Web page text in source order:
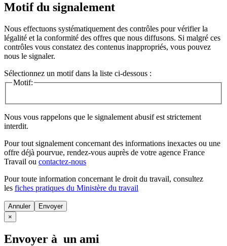
Motif du signalement
Nous effectuons systématiquement des contrôles pour vérifier la
légalité et la conformité des offres que nous diffusons. Si malgré ces
contrôles vous constatez des contenus inappropriés, vous pouvez
nous le signaler.
Sélectionnez un motif dans la liste ci-dessous :
Motif:
Nous vous rappelons que le signalement abusif est strictement
interdit.
Pour tout signalement concernant des informations inexactes ou une
offre déjà pourvue, rendez-vous auprès de votre agence France
Travail ou contactez-nous
Pour toute information concernant le droit du travail, consultez
les fiches pratiques du Ministère du travail
Annuler
×
Envoyer à un ami